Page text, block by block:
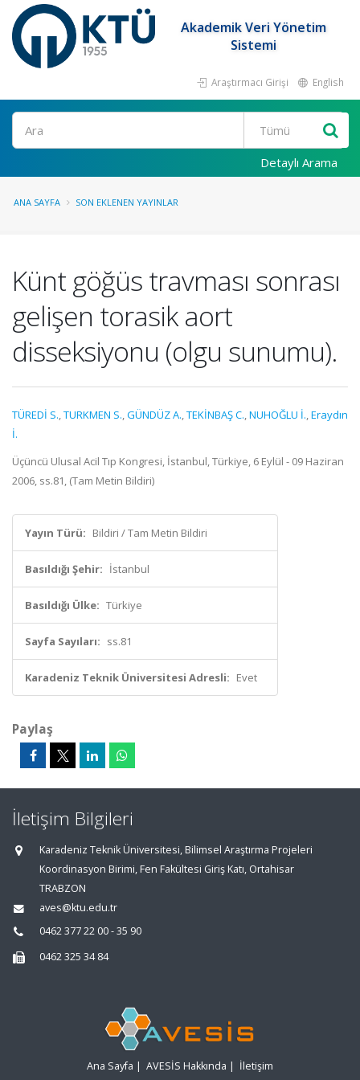
Akademik Veri Yönetim
Sistemi
Araştırmacı Girişi English
Ara
Detaylı Arama
ANA SAYFA SON EKLENEN YAYINLAR
Künt göğüs travması sonrası
gelişen torasik aort
disseksiyonu (olgu sunumu).
TÜREDİ S.,TURKMEN S.,GÜNDÜZ A.,TEKİNBAŞ C.,NUHOĞLU İ.,Eraydın
İ.
Üçüncü Ulusal Acil Tıp Kongresi, İstanbul, Türkiye, 6 Eylül - 09 Haziran
2006, ss.81, (Tam Metin Bildiri)
Yayın Türü: Bildiri / Tam Metin Bildiri
Basıldığı Şehir: İstanbul
Basıldığı Ülke: Türkiye
Sayfa Sayıları: ss.81
Karadeniz Teknik Üniversitesi Adresli: Evet
Paylaş
İletişim Bilgileri
Karadeniz Teknik Üniversitesi, Bilimsel Araştırma Projeleri
Koordinasyon Birimi, Fen Fakültesi Giriş Katı, Ortahisar
TRABZON
aves@ktu.edu.tr
0462 377 22 00 - 35 90
0462 325 34 84
Ana Sayfa | AVESİS Hakkında | İletişim